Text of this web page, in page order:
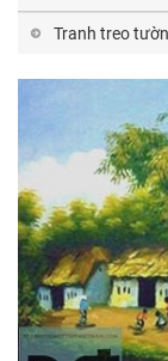
Tranh treo